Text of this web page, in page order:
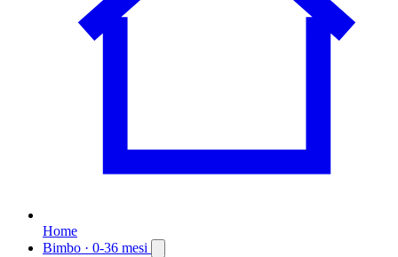
Home
Bimbo · 0-36 mesi